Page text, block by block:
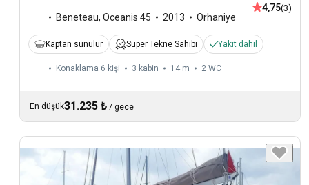
Beneteau, Oceanis 45 2013 Orhaniye
4,75(3)
Kaptan sunulur Süper Tekne Sahibi Yakıt dahil
Konaklama 6 kişi 3 kabin 14 m 2 WC
En düşük31.235 ₺ / gece